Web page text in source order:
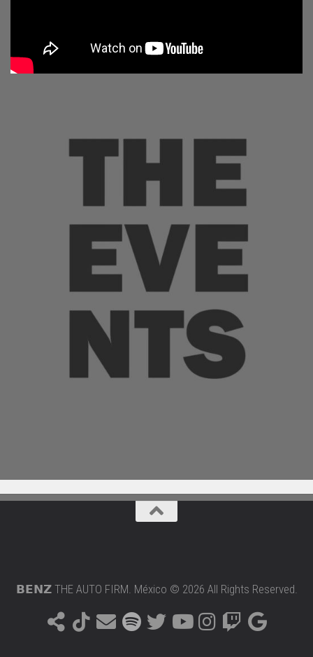
𝗕𝗘𝗡𝗭 THE AUTO FIRM. México © 2026 All Rights Reserved.